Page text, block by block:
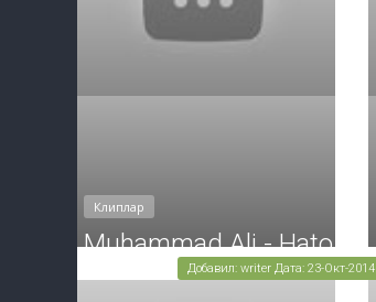
Клиплар
Muhammad Ali - Hato
Добавил: writer Дата: 23-Окт-2014